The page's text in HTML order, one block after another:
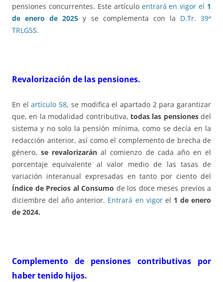
pensiones concurrentes. Este artículo entrará en vigor el 1
de enero de 2025 y se complementa con la D.Tr. 39ª
TRLGSS.
Revalorización de las pensiones.
En elartículo 58, se modifica el apartado 2 para garantizar
que, en la modalidad contributiva, todas las pensionesdel
sistema y no solo la pensión mínima, como se decía en la
redacción anterior, así como el complemento de brecha de
género,se revalorizarán al comienzo de cada año en el
porcentaje equivalente al valor medio de las tasas de
variación interanual expresadas en tanto por ciento del
Índice de Precios al Consumo de los doce meses previos a
diciembre del año anterior. Entrará en vigorel 1 de enero
de 2024.
Complemento de pensiones contributivas por
haber tenido hijos.